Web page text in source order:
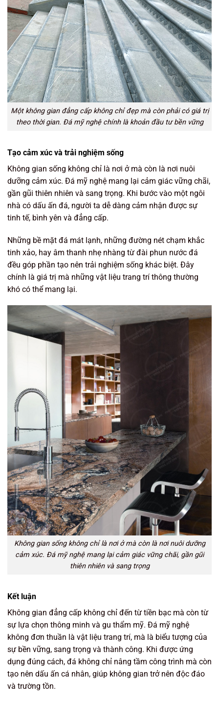
Một không gian đẳng cấp không chỉ đẹp mà còn phải có giá trị
theo thời gian. Đá mỹ nghệ chính là khoản đầu tư bền vững
Tạo cảm xúc và trải nghiệm sống
Không gian sống không chỉ là nơi ở mà còn là nơi nuôi
dưỡng cảm xúc. Đá mỹ nghệ mang lại cảm giác vững chãi,
gần gũi thiên nhiên và sang trọng. Khi bước vào một ngôi
nhà có dấu ấn đá, người ta dễ dàng cảm nhận được sự
tinh tế, bình yên và đẳng cấp.
Những bề mặt đá mát lạnh, những đường nét chạm khắc
tinh xảo, hay âm thanh nhẹ nhàng từ đài phun nước đá
đều góp phần tạo nên trải nghiệm sống khác biệt. Đây
chính là giá trị mà những vật liệu trang trí thông thường
khó có thể mang lại.
Không gian sống không chỉ là nơi ở mà còn là nơi nuôi dưỡng
cảm xúc. Đá mỹ nghệ mang lại cảm giác vững chãi, gần gũi
thiên nhiên và sang trọng
Kết luận
Không gian đẳng cấp không chỉ đến từ tiền bạc mà còn từ
sự lựa chọn thông minh và gu thẩm mỹ. Đá mỹ nghệ
không đơn thuần là vật liệu trang trí, mà là biểu tượng của
sự bền vững, sang trọng và thành công. Khi được ứng
dụng đúng cách, đá không chỉ nâng tầm công trình mà còn
tạo nên dấu ấn cá nhân, giúp không gian trở nên độc đáo
và trường tồn.